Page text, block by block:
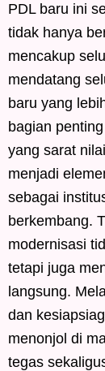
PDL baru ini
tidak hanya
mencakup
mendatang
baru yang
bagian
yang sarat
menjadi
sebagai
berkembang.
modernisasi
tetapi juga
langsung.
dan
menonjol di
tegas